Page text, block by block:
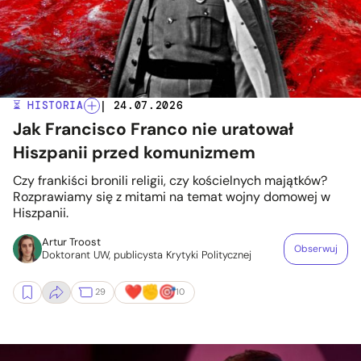
⏳ HISTORIA | 24.07.2026
Jak Francisco Franco nie uratował
Hiszpanii przed komunizmem
Czy frankiści bronili religii, czy kościelnych majątków?
Rozprawiamy się z mitami na temat wojny domowej w
Hiszpanii.
Artur Troost
Doktorant UW, publicysta Krytyki Politycznej
Obserwuj
29 10